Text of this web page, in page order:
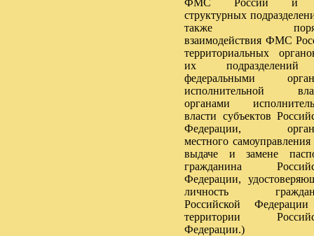
ФМС России и
структурных
также
взаимодействия ФМС
территориальных
их
федеральными
исполнительной
органами
власти субъектов
Федерации,
местного
выдаче и замене
гражданина
Федерации,
личность
Российской
территории
Федерации.)